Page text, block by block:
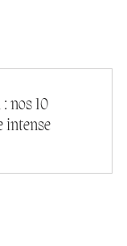
nos 10
intense